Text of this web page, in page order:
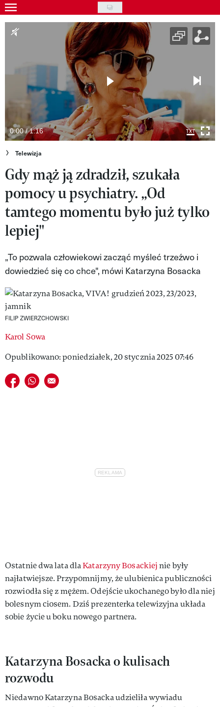
Skip
to
main
Gwiazdy
Styl życia
Kultura
Wideo
Nasze akcje
VIVA!ART
VIVA!MODA
VIVA!LIFESTYLE
VIVA!MAN
VIVA!PEOPLE POWER
VIVA!ITAKA
MAGAZYN VIVA!
0:00 / 1:16
Telewizja
Gdy mąż ją zdradził, szukała
pomocy u psychiatry. „Od
tamtego momentu było już tylko
lepiej"
„To pozwala człowiekowi zacząć myśleć trzeźwo i
dowiedzieć się co chce", mówi Katarzyna Bosacka
FILIP ZWIERZCHOWSKI
Karol Sowa
Opublikowano: poniedziałek, 20 stycznia 2025 07:46
Udostępnij na facebook
Udostępnij na whatsapp
E-mail do przyjaciela
Ostatnie dwa lata dlaKatarzyny Bosackiejnie były
najłatwiejsze. Przypomnijmy, że ulubienica publiczności
rozwiodła się z mężem. Odejście ukochanego było dla niej
bolesnym ciosem. Dziś prezenterka telewizyjna układa
sobie życie u boku nowego partnera.
Katarzyna Bosacka o kulisach
rozwodu
Niedawno Katarzyna Bosacka udzieliła wywiadu